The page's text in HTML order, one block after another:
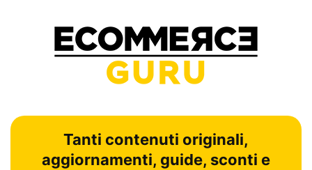
Tanti contenuti originali,
aggiornamenti, guide, sconti e